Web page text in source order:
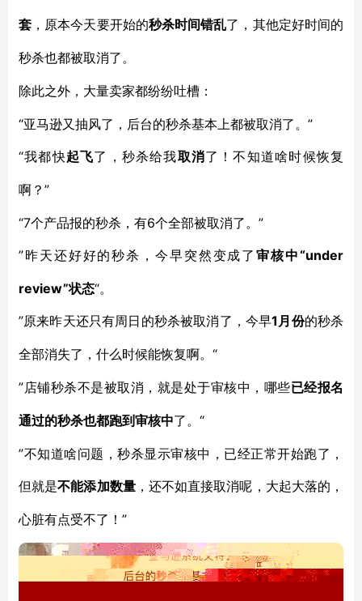
套 ，原本今天要开始的秒杀时间错乱了，其他定好时间的
秒杀也都被取消了。
除此之外，大量卖家都纷纷吐槽：
“亚马逊又抽风了，后台的秒杀基本上都被取消了。”
“我都快起飞了，秒杀给我取消了！不知道啥时候恢复
啊？ ”
“7个产品报的秒杀，有6个全部被取消了。”
”昨天还好好的秒杀，今早突然变成了审核中“under
review”状态“。
”原来昨天还只有周日的秒杀被取消了，今早1月份的秒杀
全部消失了，什么时候能恢复啊。 “
”店铺秒杀不是被取消，就是处于审核中，哪些已经报名
通过的秒杀也都跑到审核中了。 “
”不知道啥问题，秒杀显示审核中，已经正常开始跑了，
但就是不能添加数量，还不如直接取消呢，大起大落的，
心脏有点受不了！ ”